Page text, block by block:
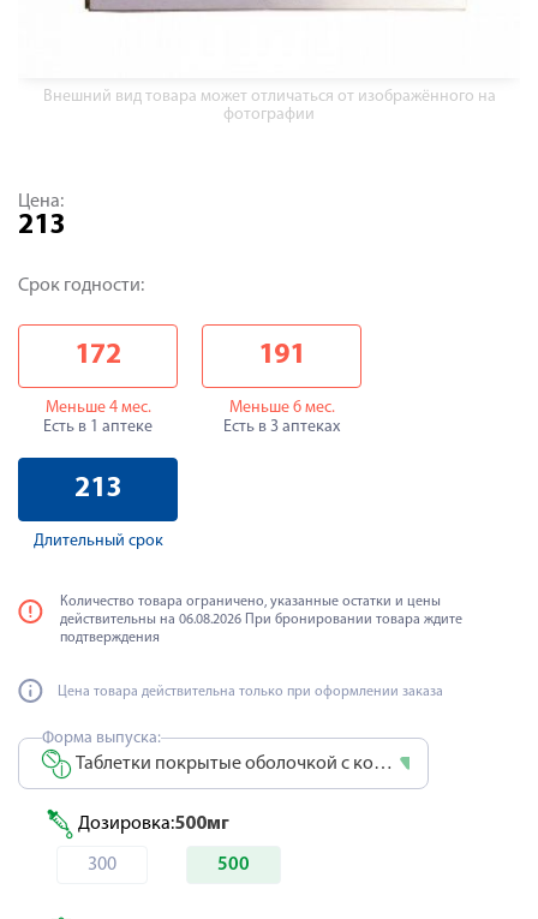
Внешний вид товара может отличаться от изображённого на
фотографии
Цена:
213
Срок годности:
172
Меньше 4 мес.
Есть в 1 аптеке
191
Меньше 6 мес.
Есть в 3 аптеках
213
Длительный срок
Количество товара ограничено, указанные остатки и цены
действительны на 06.08.2026 При бронировании товара ждите
подтверждения
Цена товара действительна только при оформлении заказа
Форма выпуска:
Таблетки покрытые оболочкой с контролируемым высвобождением
Дозировка:500мг
300 500